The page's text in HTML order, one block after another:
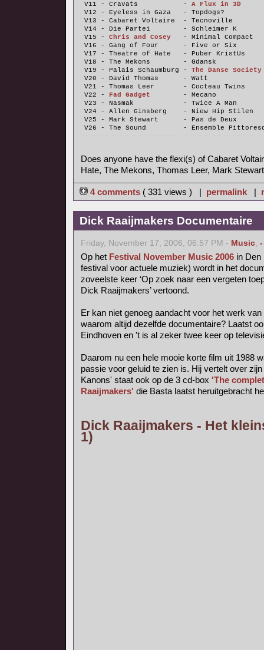
V11 - Cravats           - A Flux in 3D
V12 - Eyeless in Gaza   - Topdogs?
V13 - Cabaret Voltaire  - Tecnoville
V14 - Die Partei        - Schleimer K
V15 - Chris and Cosey
   - Minimal Compact
V16 - Gang of Four      - Five or Six
V17 - Theatre of Hate   - Puber KristUs
V18 - The Mekons        - Gdansk
V19 - Palais Schaumburg - The Danse Society
V20 - David Thomas      - Watt
V21 - Thomas Leer       - Cocteau Twins
V22 -
Fad Gadget
        - Mecano
V23 - Nasmak            - Twice A Man
V24 - Allen Ginsberg    - Niew Hip Stilen
V25 - Mark Stewart      - Pas de Deux
V26 - The Sound         - Ensemble
Does anyone have the flexi(s) of Cabaret
Hate, The Mekons, Thomas Leer, Mark
4 comments ( 331 views ) | permalink|
Dick Raaijmakers Documentaire
Friday, November 17, 2006, 06:57 PM - Music, -
Op het Festival November Music 2006in Den
festival voor actuele muziek) wordt in het
zoveelste keer ‘Op zoek naar een vergeten
Dick Raaijmakers’ vertoond.
Er kan niet genoeg aandacht voor het werk
waarom altijd dezelfde documentaire? Laatst
Eindhoven en 't is al zeker twee keer op
Daarom nu een hele mooie korte film uit 1988
passie voor geluid te zien is. Hij vertelt over
Kanons' staat ook op de 3 cd-box 'The
Raaijmakers' die Basta laatst heruitgebracht
Dick Raaijmakers - Het
1)